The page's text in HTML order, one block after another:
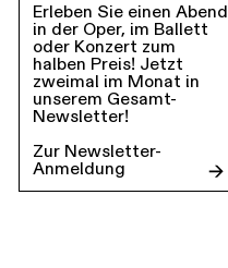
Erleben Sie einen Abend
in der Oper, im Ballett
oder Konzert zum
halben Preis! Jetzt
zweimal im Monat in
unserem Gesamt-
Newsletter!
Zur Newsletter-
Anmeldung